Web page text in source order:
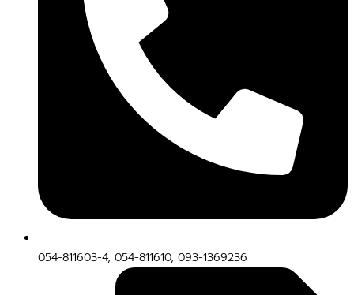
054-811603-4, 054-811610, 093-1369236